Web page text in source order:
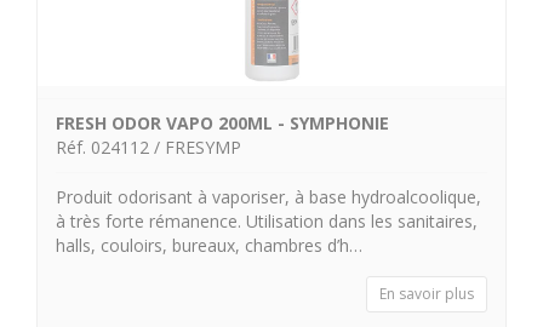
FRESH ODOR VAPO 200ML - SYMPHONIE
Réf. 024112 / FRESYMP
Produit odorisant à vaporiser, à base hydroalcoolique,
à très forte rémanence. Utilisation dans les sanitaires,
halls, couloirs, bureaux, chambres d’h…
En savoir plus